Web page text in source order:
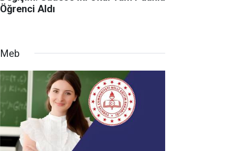
Öğrenci Aldı
Meb